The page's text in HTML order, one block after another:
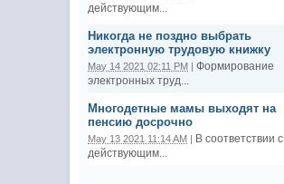
действующим...
Никогда не поздно выбрать
электронную трудовую книжку
May 14 2021 02:11 PM |Формирование
электронных труд...
Многодетные мамы выходят на
пенсию досрочно
May 13 2021 11:14 AM | В соответствии с
действующим...